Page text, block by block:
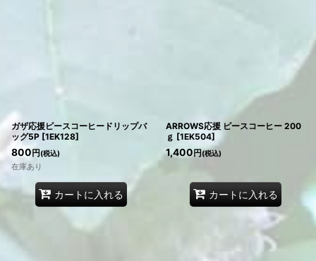
ガザ応援ピースコーヒードリップバ
ッグ5P [1EK128]
800 円 (税込)
在庫あり
カートに入れる
ARROWS応援 ピースコーヒー 200
ｇ [1EK504]
1,400円(税込)
カートに入れる